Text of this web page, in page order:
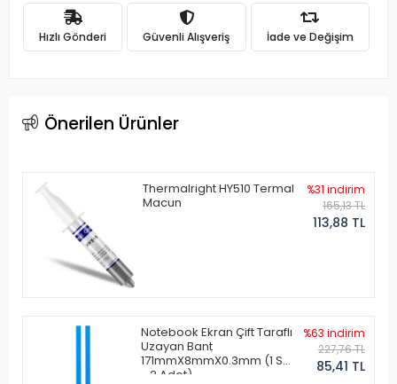
Hızlı Gönderi Güvenli Alışveriş İade ve Değişim
Önerilen Ürünler
Thermalright HY510 Termal
Macun
%31 indirim
165,13 TL
113,88 TL
Notebook Ekran Çift Taraflı
Uzayan Bant
171mmX8mmX0.3mm (1 Set
- 2 Adet)
%63 indirim
227,76 TL
85,41 TL